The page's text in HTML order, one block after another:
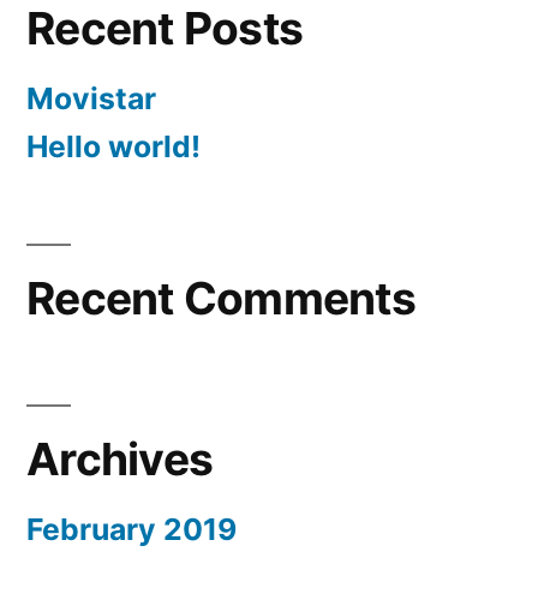
Recent Posts
Movistar
Hello world!
Recent Comments
Archives
February 2019